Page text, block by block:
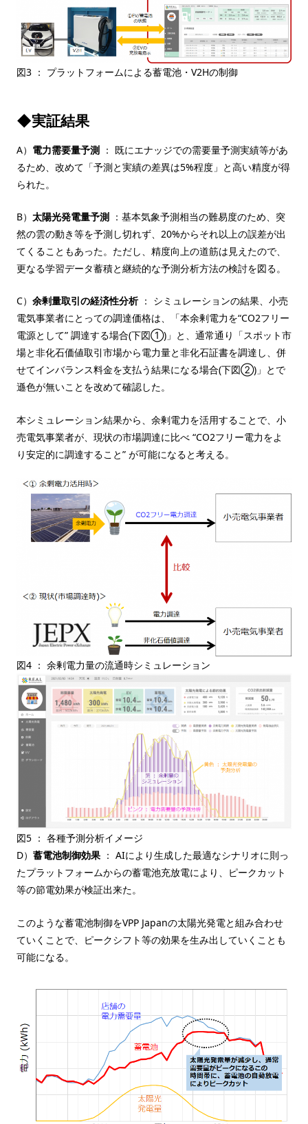
図3 ： プラットフォームによる蓄電池・V2Hの制御
◆実証結果
A） 電力需要量予測 ： 既にエナッジでの需要量予測実績等があ
るため、改めて「予測と実績の差異は5%程度」と高い精度が得
られた。
B） 太陽光発電量予測 ：基本気象予測相当の難易度のため、突
然の雲の動き等を予測し切れず、20%からそれ以上の誤差が出
てくることもあった。ただし、精度向上の道筋は見えたので、
更なる学習データ蓄積と継続的な予測分析方法の検討を図る。
C） 余剰量取引の経済性分析： シミュレーションの結果、小売
電気事業者にとっての調達価格は、「本余剰電力を“CO2フリー
電源として” 調達する場合(下図①)」と、通常通り「スポット市
場と非化石​価値取引市場から電力量と非化石証書を調達し、併
せてインバランス料金を支払う結果になる場合(下図②)」とで
遜色が無いことを改めて確認した。
本シミュレーション結果から、余剰電力を活用することで、小
売電気事業者が、現状の市場調達に比べ “CO2フリー電力をよ
り安定的に調達すること” が可能になると考える。
図4 ： 余剰電力量の流通時シミュレーション
図5 ： 各種予測分析イメージ
D） 蓄電池制御効果 ： AIにより生成した最適なシナリオに則っ
たプラットフォームからの蓄電池充放電により、ピークカット
等の節電効果が検証出来た。
このような蓄電池制御をVPP Japanの太陽光発電と組み合わせ
ていくことで、ピークシフト等の効果を生み出していくことも
可能になる。